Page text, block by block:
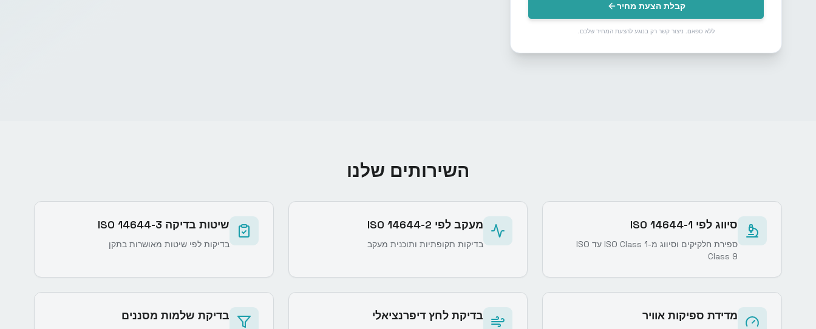
קבלת הצעת מחיר
ללא ספאם. ניצור קשר רק בנוגע להצעת המחיר שלכם.
השירותים שלנו
סיווג לפי ISO 14644-1
ספירת חלקיקים וסיווג מ-ISO Class 1 עד ISO
Class 9
מעקב לפי ISO 14644-2
בדיקות תקופתיות ותוכנית מעקב
שיטות בדיקה ISO 14644-3
בדיקות לפי שיטות מאושרות בתקן
מדידת ספיקות אוויר בדיקת לחץ דיפרנציאלי בדיקת שלמות מסננים